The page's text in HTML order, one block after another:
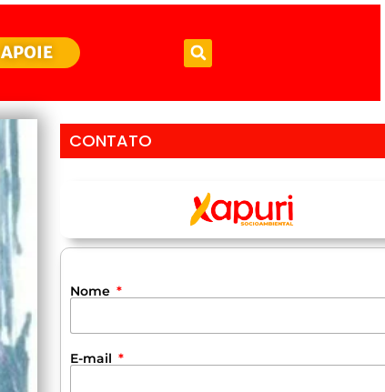
APOIE
CONTATO
Nome
E-mail